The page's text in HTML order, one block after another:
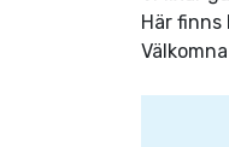
Här finns